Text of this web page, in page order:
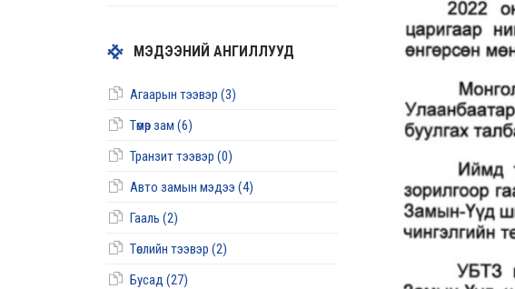
МЭДЭЭНИЙ АНГИЛЛУУД
Агаарын тээвэр (3)
Төмөр зам (6)
Транзит тээвэр (0)
Авто замын мэдээ (4)
Гааль (2)
Төслийн тээвэр (2)
Бусад (27)